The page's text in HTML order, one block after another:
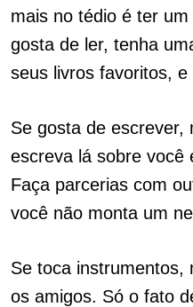
mais no tédio é ter
gosta de ler, tenha
seus livros favoritos, e
Se gosta de escrever,
escreva lá sobre você
Faça parcerias com
você não monta um
Se toca instrumentos,
os amigos. Só o fato